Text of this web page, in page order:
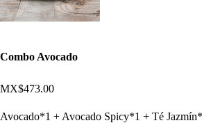
Combo Avocado
MX$473.00
Avocado*1 + Avocado Spicy*1 + Té